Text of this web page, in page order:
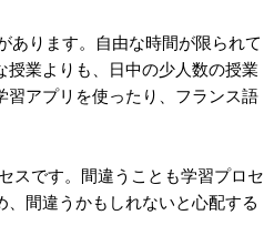
あります。自由な時間が限られて
業よりも、日中の少人数の授業
アプリを使ったり、フランス語
スです。間違うことも学習プロセ
間違うかもしれないと心配する